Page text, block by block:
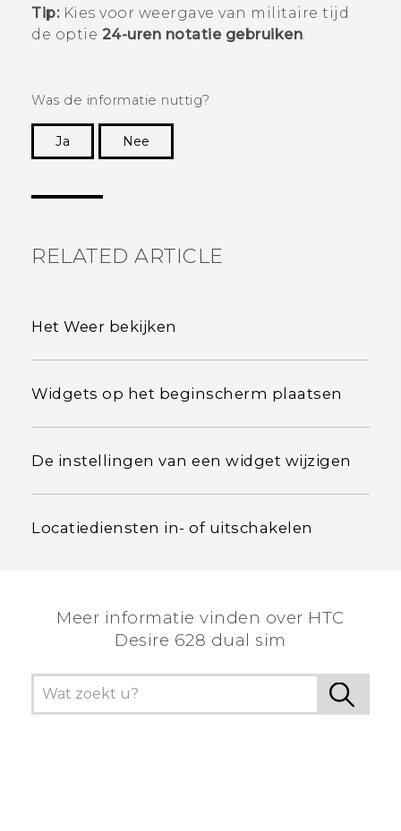
Tip:Kies voor weergave van militaire tijd
de optie 24-uren notatie gebruiken.
Was de informatie nuttig?
Ja
Nee
RELATED ARTICLE
Het Weer bekijken
Widgets op het beginscherm plaatsen
De instellingen van een widget wijzigen
Locatiediensten in- of uitschakelen
Meer informatie vinden over HTC
Desire 628 dual sim